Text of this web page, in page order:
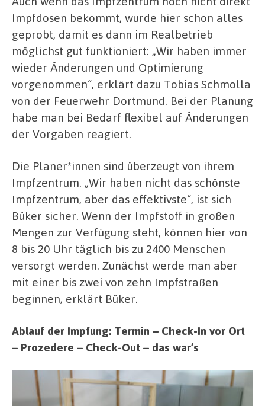
Impfdosen bekommt, wurde hier schon alles
geprobt, damit es dann im Realbetrieb
möglichst gut funktioniert: „Wir haben immer
wieder Änderungen und Optimierung
vorgenommen“, erklärt dazu Tobias Schmolla
von der Feuerwehr Dortmund. Bei der Planung
habe man bei Bedarf flexibel auf Änderungen
der Vorgaben reagiert.
Die Planer*innen sind überzeugt von ihrem
Impfzentrum. „Wir haben nicht das schönste
Impfzentrum, aber das effektivste“, ist sich
Büker sicher. Wenn der Impfstoff in großen
Mengen zur Verfügung steht, können hier von
8 bis 20 Uhr täglich bis zu 2400 Menschen
versorgt werden. Zunächst werde man aber
mit einer bis zwei von zehn Impfstraßen
beginnen, erklärt Büker.
Ablauf der Impfung: Termin – Check-In vor Ort
– Prozedere – Check-Out – das war’s